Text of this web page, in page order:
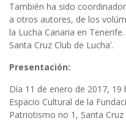
También ha sido
a otros autores, de los
la Lucha Canaria en Tenerife.
Santa Cruz Club de Lucha’.
Presentación:
Día 11 de enero de 2017, 19
Espacio Cultural de la
Patriotismo no 1, Santa